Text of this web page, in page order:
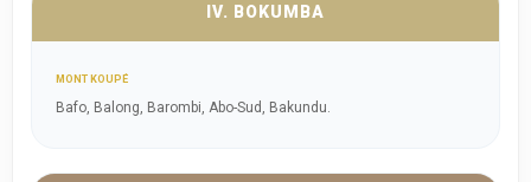
IV. BOKUMBA
MONT KOUPÉ
Bafo, Balong, Barombi, Abo-Sud, Bakundu.